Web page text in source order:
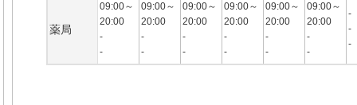
薬局
09:00～
20:00
-
-
09:00～
20:00
-
-
09:00～
20:00
-
-
09:00～
20:00
-
-
09:00～
20:00
-
-
09:00～
20:00
-
-
-
-
-